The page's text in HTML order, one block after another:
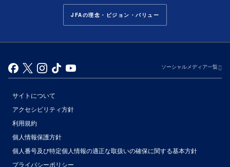
JFAの理念・ビジョン・バリュー
ソーシャルメディア一覧
サイトについて
アクセシビリティ方針
利用規約
個人情報保護方針
個人番号及び特定個人情報の適正な取扱いの確保に関する基本方針
プライバシーポリシー